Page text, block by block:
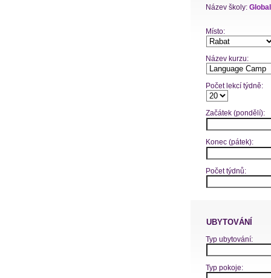
Název školy:
Místo:
Název kurzu:
Počet lekcí týdně:
Začátek (pondělí):
Konec (pátek):
Počet týdnů:
UBYTOVÁNÍ
Typ ubytování:
Typ pokoje: